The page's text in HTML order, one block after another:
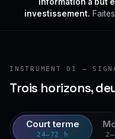
investissement.
INSTRUMENT 01 —
Trois horizons,
Court terme
24–72 h